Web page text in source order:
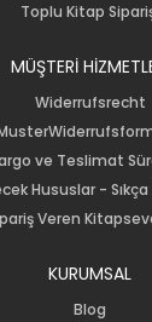
Toplu Kitap
MÜŞTERİ
Widerrufsrecht
ve Teslimat
Hususlar -
Veren
KURUMSAL
Blog